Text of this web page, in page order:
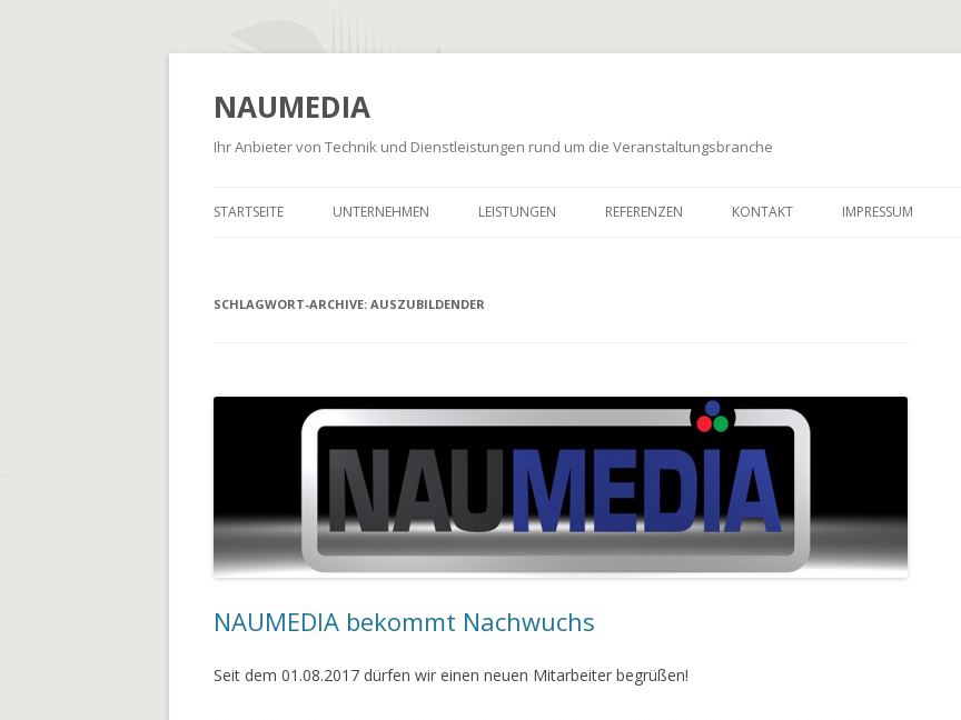
NAUMEDIA
Ihr Anbieter von Technik und Dienstleistungen rund um die Veranstaltungsbranche
Inhalt
STARTSEITE UNTERNEHMEN LEISTUNGEN REFERENZEN KONTAKT IMPRESSUM
SCHLAGWORT-ARCHIVE: AUSZUBILDENDER
NAUMEDIA bekommt Nachwuchs
Seit dem 01.08.2017 dürfen wir einen neuen Mitarbeiter begrüßen!